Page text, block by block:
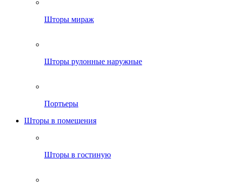
Шторы мираж
Шторы рулонные наружные
Портьеры
Шторы в помещения
Шторы в гостиную